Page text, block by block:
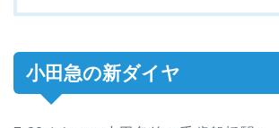
小田急の新ダイヤ